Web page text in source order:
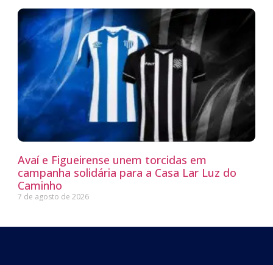
Avaí e Figueirense unem torcidas em
campanha solidária para a Casa Lar Luz do
Caminho
7 de agosto de 2026